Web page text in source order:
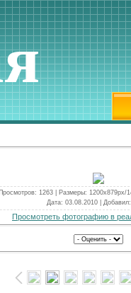
Просмотров: 1263 | Размеры: 1200x879px/
Дата: 03.08.2010 | Добавил:
Просмотреть фотографию в